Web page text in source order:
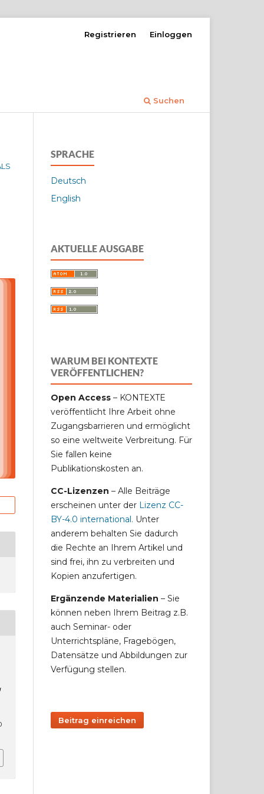
Suchen
Registrieren Einloggen
SPRACHE
Deutsch
English
AKTUELLE AUSGABE
WARUM BEI KONTEXTE
VERÖFFENTLICHEN?
Open Access – KONTEXTE
veröffentlicht Ihre Arbeit ohne
Zugangsbarrieren und ermöglicht
so eine weltweite Verbreitung. Für
Sie fallen keine
Publikationskosten an.
CC-Lizenzen – Alle Beiträge
erscheinen unter der Lizenz CC-
BY-4.0 international. Unter
anderem behalten Sie dadurch
die Rechte an Ihrem Artikel und
sind frei, ihn zu verbreiten und
Kopien anzufertigen.
Ergänzende Materialien – Sie
können neben Ihrem Beitrag z.B.
auch Seminar- oder
Unterrichtspläne, Fragebögen,
Datensätze und Abbildungen zur
Verfügung stellen.
Beitrag einreichen